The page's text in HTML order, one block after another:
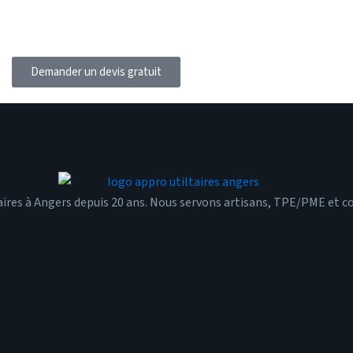
Demander un devis gratuit
à Angers depuis 20 ans. Nous servons artisans, TPE/PME et